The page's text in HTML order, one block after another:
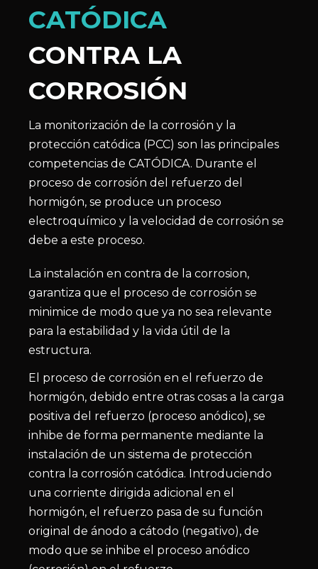
CATÓDICA
CONTRA LA
CORROSIÓN
La monitorización de la corrosión y la
protección catódica (PCC) son las principales
competencias de CATÓDICA. Durante el
proceso de corrosión del refuerzo del
hormigón, se produce un proceso
electroquímico y la velocidad de corrosión se
debe a este proceso.
La instalación en contra de la corrosion,
garantiza que el proceso de corrosión se
minimice de modo que ya no sea relevante
para la estabilidad y la vida útil de la
estructura.
El proceso de corrosión en el refuerzo de
hormigón, debido entre otras cosas a la carga
positiva del refuerzo (proceso anódico), se
inhibe de forma permanente mediante la
instalación de un sistema de protección
contra la corrosión catódica. Introduciendo
una corriente dirigida adicional en el
hormigón, el refuerzo pasa de su función
original de ánodo a cátodo (negativo), de
modo que se inhibe el proceso anódico